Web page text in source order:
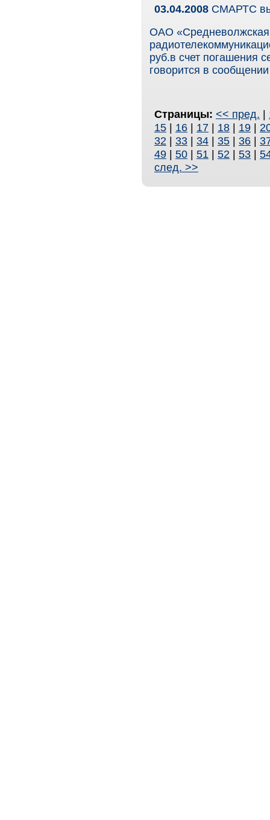
03.04.2008 СМАРТС
ОАО «Средневолжская
руб.в счет погашения
говорится в
Страницы: << пред. |
15 | 16 | 17 | 18 | 19 |
32 | 33 | 34 | 35 | 36 |
49 | 50 | 51 | 52 | 53 |
след. >>